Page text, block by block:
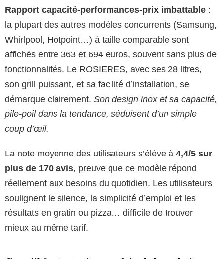
Rapport capacité-performances-prix imbattable :
la plupart des autres modèles concurrents (Samsung,
Whirlpool, Hotpoint…) à taille comparable sont
affichés entre 363 et 694 euros, souvent sans plus de
fonctionnalités. Le ROSIERES, avec ses 28 litres,
son grill puissant, et sa facilité d’installation, se
démarque clairement. Son design inox et sa capacité,
pile-poil dans la tendance, séduisent d’un simple
coup d’œil.
La note moyenne des utilisateurs s’élève à 4,4/5 sur
plus de 170 avis, preuve que ce modèle répond
réellement aux besoins du quotidien. Les utilisateurs
soulignent le silence, la simplicité d’emploi et les
résultats en gratin ou pizza… difficile de trouver
mieux au même tarif.